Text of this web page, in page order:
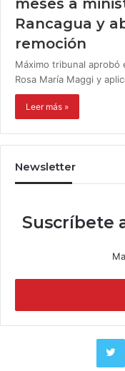
meses a
Rancagua y
remoción
Máximo tribunal
Rosa María Maggi y
Leer más »
Newsletter
Suscríbete